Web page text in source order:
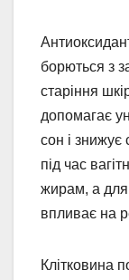
борються з
старіння
допомагає
сон і знижує
під час
жирам, а для
впливає на
Клітковина